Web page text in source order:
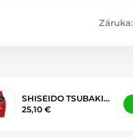
Záruka:
SHISEIDO TSUBAKI…
25,10 €